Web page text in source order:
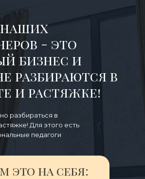
наших
- это
бизнес и
разбираются в
и растяжке!
разбираться в
Для этого есть
педагоги
это на себя: